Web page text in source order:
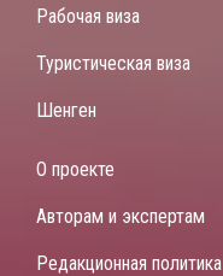
Рабочая виза
Туристическая виза
Шенген
О проекте
Авторам и экспертам
Редакционная политика